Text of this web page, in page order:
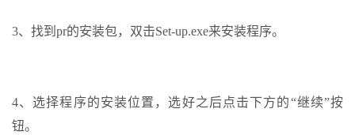
3、找到pr的安装包，双击Set-up.exe来安装程序。
4、选择程序的安装位置，选好之后点击下方的“继续”按
钮。